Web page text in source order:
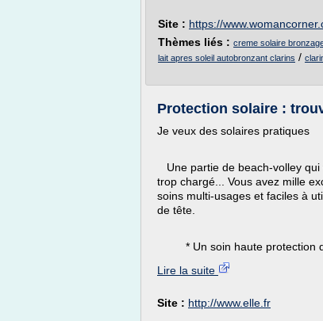
Site : https://
Thèmes liés : creme solaire
lait apres soleil autobronzant clarins /
Protection solaire :
Je veux des solaires pratiques
Une partie de beach-volley
trop chargé... Vous avez mille
soins multi-usages et faciles à
de tête.
* Un soin haute protection
Lire la suite
Site : http://www.elle.fr